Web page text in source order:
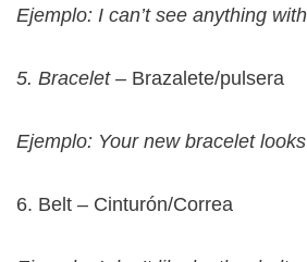
Ejemplo: I can’t see anything
5. Bracelet – Brazalete/pulsera
Ejemplo: Your new bracelet
6. Belt – Cinturón/Correa